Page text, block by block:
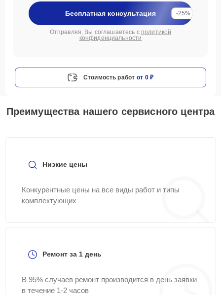
Бесплатная консультация -25%
Отправляя, Вы соглашаетесь с политикой
конфиденциальности
Стоимость работ от 0 ₽
Преимущества нашего сервисного центра
Низкие цены
Конкурентные цены на все виды работ и типы
комплектующих
Ремонт за 1 день
В 95% случаев ремонт производится в день заявки
в течение 1-2 часов